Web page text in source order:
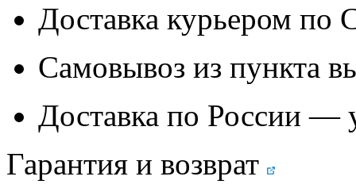
Доставка курьером
Самовывоз из пункта
Доставка по России —
Гарантия и возврат